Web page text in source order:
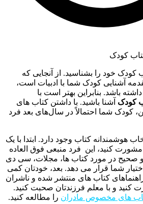
خود را بشناسید. از آنجایی که
آشنایی کودک شما با ادبیات است،
باشد. بنابراین بهتر است با
کودکآشنا باشید. با داشتن کتاب ‌های
کودک شما احتمالاً در سال‌های بعد فرد
هوشمندانه کتاب وجود دارد. ابتدا با یک
کنید، این فرد منبعی فوق العاده
صحیح در مورد کتاب ها، مجلات، سی دی
شما قرار می دهد. بعد، خودتان کمی
کتاب های منتشر شده و ناشران
و با معلم فرزندتان صحبت کنید.
های مخصوص مادران را مطالعه کنید.